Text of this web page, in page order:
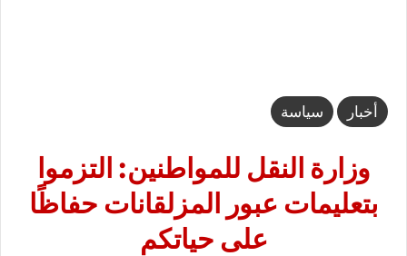
أخبار سياسة
وزارة النقل للمواطنين: التزموا
بتعليمات عبور المزلقانات حفاظًا
على حياتكم